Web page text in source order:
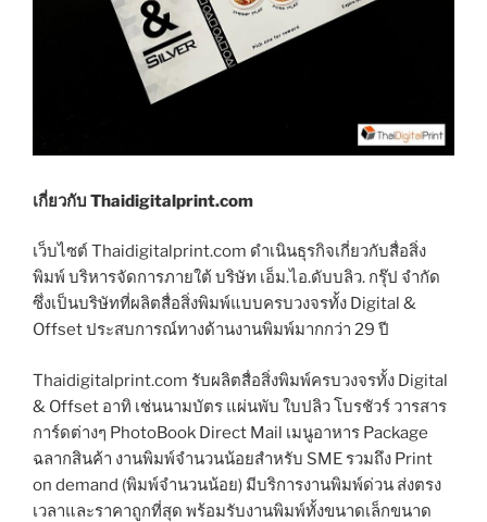
เกี่ยวกับ Thaidigitalprint.com
เว็บไซต์ Thaidigitalprint.com ดำเนินธุรกิจเกี่ยวกับสื่อสิ่ง
พิมพ์ บริหารจัดการภายใต้ บริษัท เอ็ม.ไอ.ดับบลิว. กรุ๊ป จำกัด
ซึ่งเป็นบริษัทที่ผลิตสื่อสิ่งพิมพ์แบบครบวงจรทั้ง Digital &
Offset ประสบการณ์ทางด้านงานพิมพ์มากกว่า 29 ปี
Thaidigitalprint.com รับผลิตสื่อสิ่งพิมพ์ครบวงจรทั้ง Digital
& Offset อาทิ เช่นนามบัตร แผ่นพับ ใบปลิว โบรชัวร์ วารสาร
การ์ดต่างๆ PhotoBook Direct Mail เมนูอาหาร Package
ฉลากสินค้า งานพิมพ์จำนวนน้อยสำหรับ SME รวมถึง Print
on demand (พิมพ์จำนวนน้อย) มีบริการงานพิมพ์ด่วน ส่งตรง
เวลาและราคาถูกที่สุด พร้อมรับงานพิมพ์ทั้งขนาดเล็กขนาด